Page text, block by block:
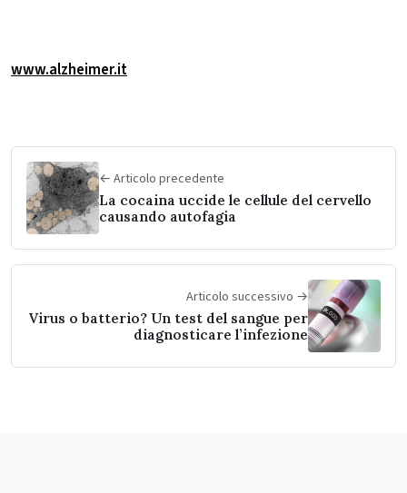
www.alzheimer.it
← Articolo precedente
La cocaina uccide le cellule del cervello
causando autofagia
Articolo successivo →
Virus o batterio? Un test del sangue per
diagnosticare l’infezione